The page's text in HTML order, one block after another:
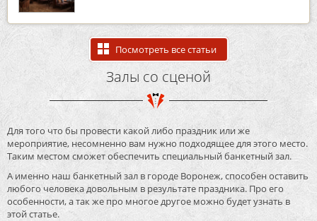
Посмотреть все статьи
Залы со сценой
Для того что бы провести какой либо праздник или же
мероприятие, несомненно вам нужно подходящее для этого место.
Таким местом сможет обеспечить специальный банкетный зал.
А именно наш банкетный зал в городе Воронеж, способен оставить
любого человека довольным в результате праздника. Про его
особенности, а так же про многое другое можно будет узнать в
этой статье.